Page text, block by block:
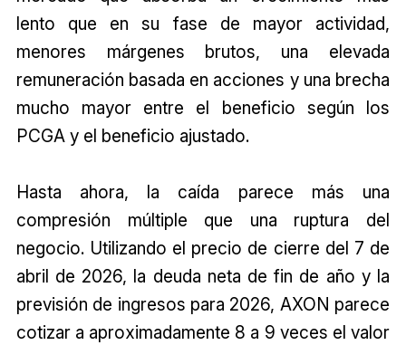
lento que en su fase de mayor actividad,
menores márgenes brutos, una elevada
remuneración basada en acciones y una brecha
mucho mayor entre el beneficio según los
PCGA y el beneficio ajustado.
Hasta ahora, la caída parece más una
compresión múltiple que una ruptura del
negocio. Utilizando el precio de cierre del 7 de
abril de 2026, la deuda neta de fin de año y la
previsión de ingresos para 2026, AXON parece
cotizar a aproximadamente 8 a 9 veces el valor